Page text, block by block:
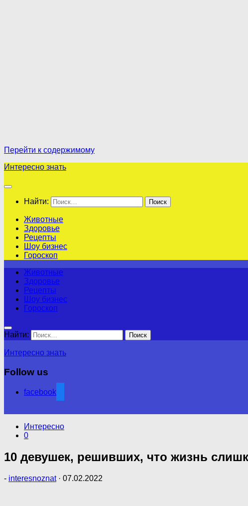
Перейти к содержимому
Интересно знать
Найти:
Животные
Здоровье
Рецепты
Шоу бизнес
Гороскоп
Животные
Здоровье
Рецепты
Шоу бизнес
Гороскоп
Найти:
Интересно знать
Follow us
facebook
Интересно
0
10 девушек, решивших, что жизнь
- interesnoznat · 07.02.2022